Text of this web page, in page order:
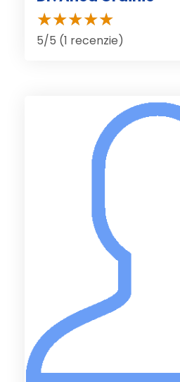
5/5 (1 recenzie)